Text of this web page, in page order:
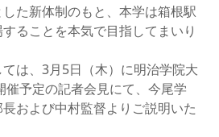
た新体制のもと、本学は箱根駅
ることを本気で目指してまいり
は、3月5日（木）に明治学院大
催予定の記者会見にて、今尾学
および中村監督よりご説明いた